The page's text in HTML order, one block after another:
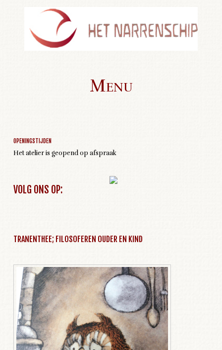
Menu
OPENINGSTIJDEN
Het atelier is geopend op afspraak
VOLG ONS OP:
TRANENTHEE; FILOSOFEREN OUDER EN KIND